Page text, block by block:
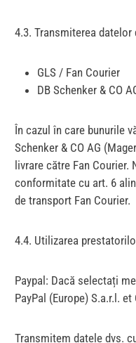
4.3. Transmiterea
GLS / Fan Courier
DB Schenker & CO
În cazul în care bunurile
Schenker & CO AG
livrare către Fan
conformitate cu art. 6
de transport Fan Courier.
4.4. Utilizarea
Paypal: Dacă selectați
PayPal (Europe) S.a.r.l.
Transmitem datele dvs.